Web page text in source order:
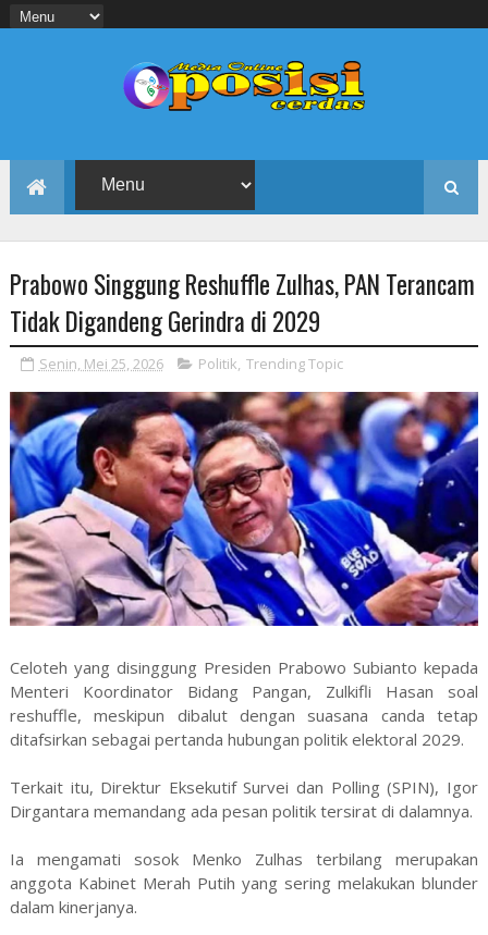
Prabowo Singgung Reshuffle Zulhas, PAN Terancam
Tidak Digandeng Gerindra di 2029
Senin, Mei 25, 2026 Politik, Trending Topic
Celoteh yang disinggung Presiden Prabowo Subianto kepada
Menteri Koordinator Bidang Pangan, Zulkifli Hasan soal
reshuffle, meskipun dibalut dengan suasana canda tetap
ditafsirkan sebagai pertanda hubungan politik elektoral 2029.
Terkait itu, Direktur Eksekutif Survei dan Polling (SPIN), Igor
Dirgantara memandang ada pesan politik tersirat di dalamnya.
Ia mengamati sosok Menko Zulhas terbilang merupakan
anggota Kabinet Merah Putih yang sering melakukan blunder
dalam kinerjanya.